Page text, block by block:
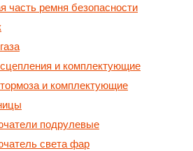
часть ремня безопасности
и комплектующие
и комплектующие
подрулевые
света фар